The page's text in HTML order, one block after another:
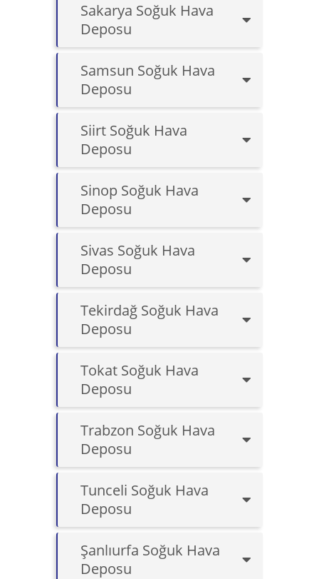
Sakarya Soğuk Hava
Deposu
Samsun Soğuk Hava
Deposu
Siirt Soğuk Hava
Deposu
Sinop Soğuk Hava
Deposu
Sivas Soğuk Hava
Deposu
Tekirdağ Soğuk Hava
Deposu
Tokat Soğuk Hava
Deposu
Trabzon Soğuk Hava
Deposu
Tunceli Soğuk Hava
Deposu
Şanlıurfa Soğuk Hava
Deposu